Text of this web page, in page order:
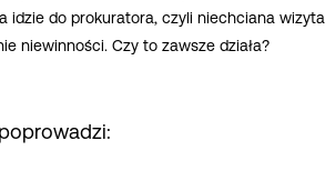
idzie do prokuratora, czyli niechciana wizyta
niewinności. Czy to zawsze działa?